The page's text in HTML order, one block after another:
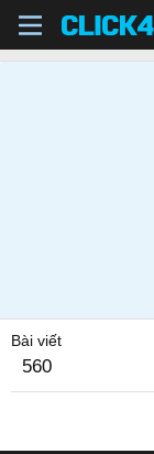
Bài viết
560